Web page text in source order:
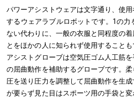
パワーアシストウェアは文字通り、使
するウェアラブルロボットです。1の力
ない代わりに、一般の衣服と同程度の
とをほかの人に知られず使用すること
アシストグローブは空気圧ゴム人工筋
の屈曲動作を補助するグローブです。
圧を送り圧力を調整して屈曲動作を生
が要らず見た目はスポーツ用の手袋と